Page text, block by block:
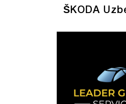
ŠKODA